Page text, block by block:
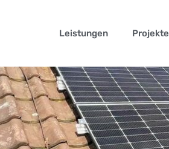
Leistungen Projekte